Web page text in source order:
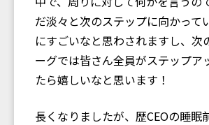
だ淡々と次のステップに向かって
にすごいなと思わされますし、次
ーグでは皆さん全員がステップア
たら嬉しいなと思います！
長くなりましたが、歴CEOの睡眠